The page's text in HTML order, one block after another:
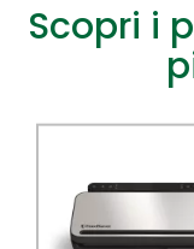
Scopri i